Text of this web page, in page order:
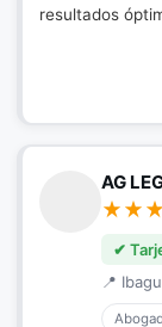
resultados
AG
✔
📍